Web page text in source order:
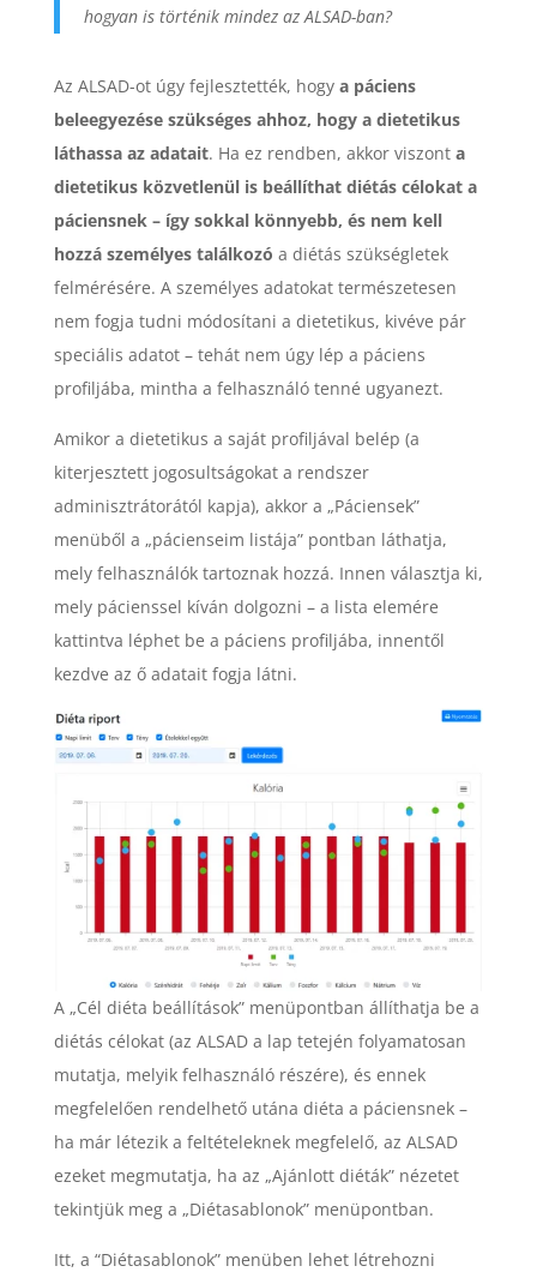
hogyan is történik mindez az ALSAD-ban?
Az ALSAD-ot úgy fejlesztették, hogy a páciens
beleegyezése szükséges ahhoz, hogy a dietetikus
láthassa az adatait. Ha ez rendben, akkor viszont a
dietetikus közvetlenül is beállíthat diétás célokat a
páciensnek – így sokkal könnyebb, és nem kell
hozzá személyes találkozó a diétás szükségletek
felmérésére. A személyes adatokat természetesen
nem fogja tudni módosítani a dietetikus, kivéve pár
speciális adatot – tehát nem úgy lép a páciens
profiljába, mintha a felhasználó tenné ugyanezt.
Amikor a dietetikus a saját profiljával belép (a
kiterjesztett jogosultságokat a rendszer
adminisztrátorától kapja), akkor a „Páciensek”
menüből a „pácienseim listája” pontban láthatja,
mely felhasználók tartoznak hozzá. Innen választja ki,
mely pácienssel kíván dolgozni – a lista elemére
kattintva léphet be a páciens profiljába, innentől
kezdve az ő adatait fogja látni.
A „Cél diéta beállítások” menüpontban állíthatja be a
diétás célokat (az ALSAD a lap tetején folyamatosan
mutatja, melyik felhasználó részére), és ennek
megfelelően rendelhető utána diéta a páciensnek –
ha már létezik a feltételeknek megfelelő, az ALSAD
ezeket megmutatja, ha az „Ajánlott diéták” nézetet
tekintjük meg a „Diétasablonok” menüpontban.
Itt, a “Diétasablonok” menüben lehet létrehozni